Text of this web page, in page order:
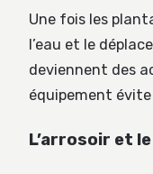
Une fois les
l’eau et le
deviennent des
équipement
L’arrosoir et